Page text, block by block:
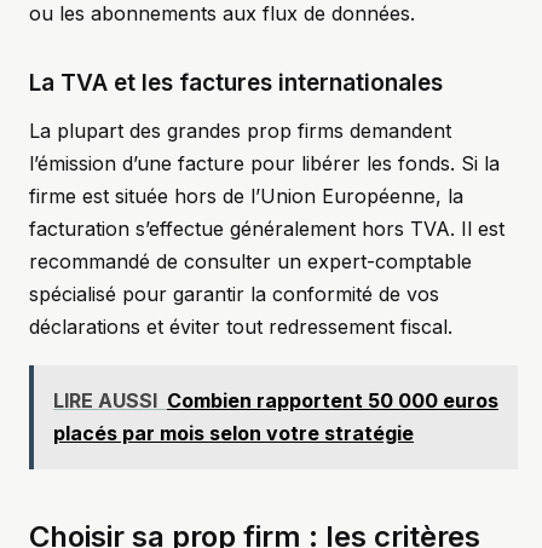
ou les abonnements aux flux de données.
La TVA et les factures internationales
La plupart des grandes prop firms demandent
l’émission d’une facture pour libérer les fonds. Si la
firme est située hors de l’Union Européenne, la
facturation s’effectue généralement hors TVA. Il est
recommandé de consulter un expert-comptable
spécialisé pour garantir la conformité de vos
déclarations et éviter tout redressement fiscal.
LIRE AUSSI Combien rapportent 50 000 euros
placés par mois selon votre stratégie
Choisir sa prop firm : les critères